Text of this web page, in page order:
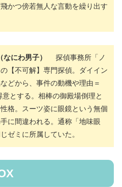
かつ傍若無人な言動を繰り出す
（なにわ男子）
探偵事務所「ノ
【不可解】専門探偵。ダイイン
どから、事件の動機や理由＝
意とする。相棒の御殿場倒理と
格。スーツ姿に眼鏡という無個
に間違われる。通称「地味眼
ゼミに所属していた。